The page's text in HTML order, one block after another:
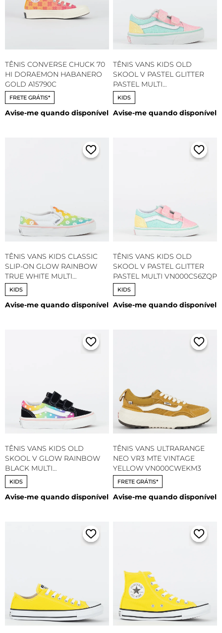
TÊNIS CONVERSE CHUCK 70
HI DORAEMON HABANERO
GOLD A15790C
FRETE GRÁTIS*
Avise-me quando disponível
TÊNIS VANS KIDS OLD
SKOOL V PASTEL GLITTER
PASTEL MULTI
VN000CYAZQP
KIDS
Avise-me quando disponível
TÊNIS VANS KIDS CLASSIC
SLIP-ON GLOW RAINBOW
TRUE WHITE MULTI
VN000D0JAHP
KIDS
Avise-me quando disponível
TÊNIS VANS KIDS OLD
SKOOL V PASTEL GLITTER
PASTEL MULTI VN000CS6ZQP
KIDS
Avise-me quando disponível
TÊNIS VANS KIDS OLD
SKOOL V GLOW RAINBOW
BLACK MULTI
VN000CYWBML
KIDS
Avise-me quando disponível
TÊNIS VANS ULTRARANGE
NEO VR3 MTE VINTAGE
YELLOW VN000CWEKM3
FRETE GRÁTIS*
Avise-me quando disponível